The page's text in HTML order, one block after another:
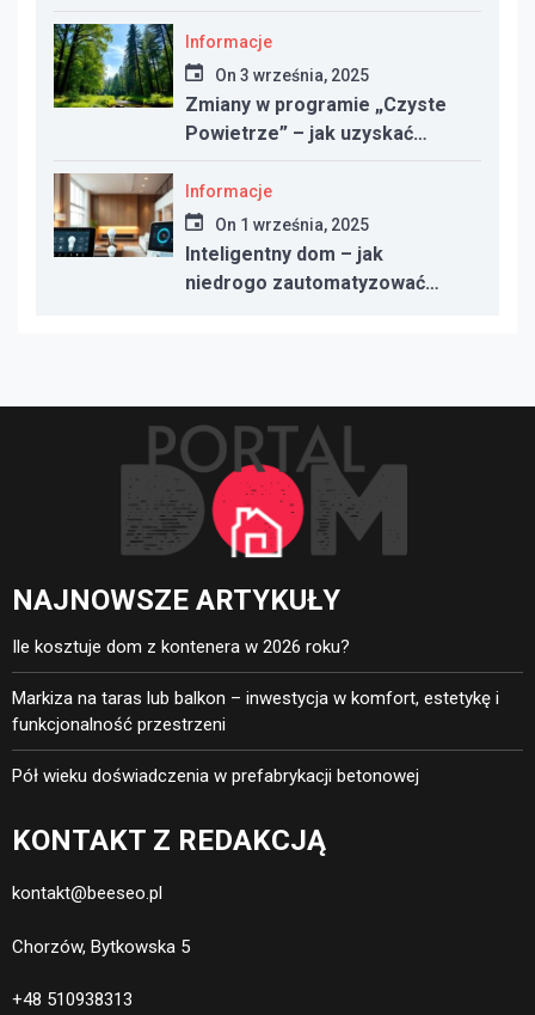
taniej?
Informacje
On 3 września, 2025
Zmiany w programie „Czyste
Powietrze” – jak uzyskać
dotację w 2025 roku
Informacje
On 1 września, 2025
Inteligentny dom – jak
niedrogo zautomatyzować
NAJNOWSZE ARTYKUŁY
Ile kosztuje dom z kontenera w 2026 roku?
Markiza na taras lub balkon – inwestycja w komfort, estetykę i
funkcjonalność przestrzeni
Pół wieku doświadczenia w prefabrykacji betonowej
KONTAKT Z REDAKCJĄ
kontakt@beeseo.pl
Chorzów, Bytkowska 5
+48 510938313